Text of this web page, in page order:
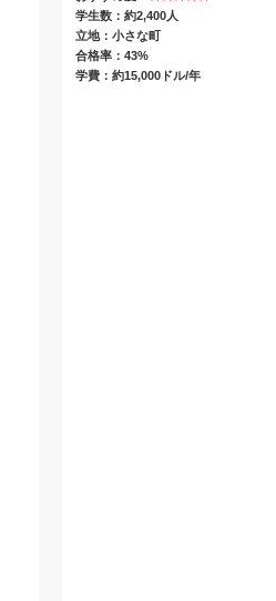
学生数：約2,400人
立地：小さな町
合格率：43%
学費：約15,000ドル/年